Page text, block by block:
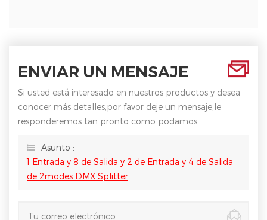
ENVIAR UN MENSAJE
Si usted está interesado en nuestros productos y desea
conocer más detalles,por favor deje un mensaje,le
responderemos tan pronto como podamos.
Asunto :
1 Entrada y 8 de Salida y 2 de Entrada y 4 de Salida
de 2modes DMX Splitter